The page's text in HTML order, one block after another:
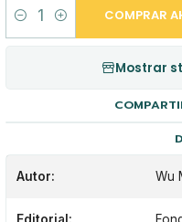
Cantidad
COMPRAR
Mostrar
Autor: Wu